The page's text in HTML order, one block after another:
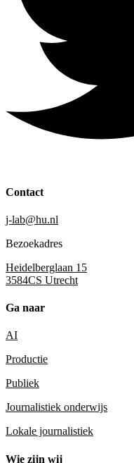
Contact
j-lab@hu.nl
Bezoekadres
Heidelberglaan 15
3584CS Utrecht
Ga naar
AI
Productie
Publiek
Journalistiek onderwijs
Lokale journalistiek
Wie zijn wij